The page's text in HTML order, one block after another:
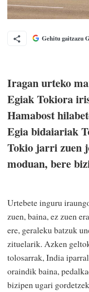
Gehitu gaitzazu
Iragan urteko
Egiak Tokiora
Hamabost
Egia bidaiariak
Tokio jarri zuen
moduan, bere
Urtebete inguru
zuen, baina, ez zuen
ere, geraleku batzuk
zituelarik. Azken
tolosarrak, India
oraindik baina,
bizipen ugari